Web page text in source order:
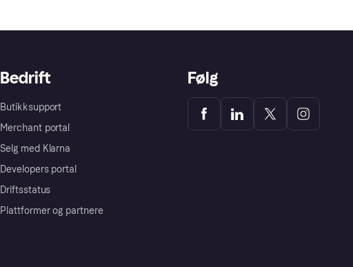
Bedrift
Butikksupport
Merchant portal
Selg med Klarna
Developers portal
Driftsstatus
Plattformer og partnere
Følg